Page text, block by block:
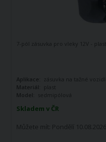
Skladem v ČR
Můžete mít: Pondělí 10.08.2026
7-pól zásuvka pro vleky 12V - plast
Aplikace: zásuvka na tažné vozidlo
Materiál: plast
Model:
sedmipólová